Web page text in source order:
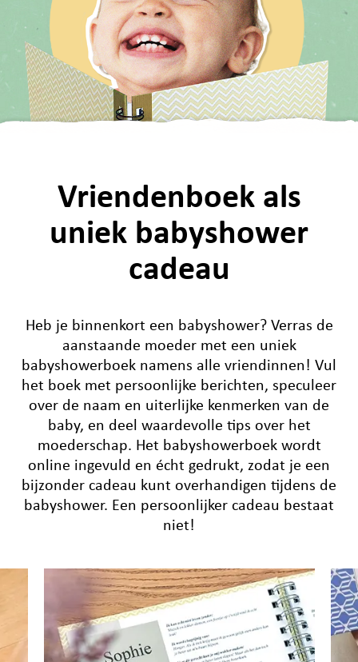
Vriendenboek als
uniek babyshower
cadeau
Heb je binnenkort een babyshower? Verras de
aanstaande moeder met een uniek
babyshowerboek namens alle vriendinnen! Vul
het boek met persoonlijke berichten, speculeer
over de naam en uiterlijke kenmerken van de
baby, en deel waardevolle tips over het
moederschap. Het babyshowerboek wordt
online ingevuld en écht gedrukt, zodat je een
bijzonder cadeau kunt overhandigen tijdens de
babyshower. Een persoonlijker cadeau bestaat
niet!